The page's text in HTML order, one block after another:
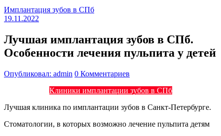
Имплантация зубов в СПб
19.11.2022
Лучшая имплантация зубов в СПб.
Особенности лечения пульпита у детей
Опубликовал: admin 0 Комментариев
Клиники имплантации зубов в СПб
Лучшая клиника по имплантации зубов в Санкт-Петербурге.
Стоматологии, в которых возможно лечение пульпита детям